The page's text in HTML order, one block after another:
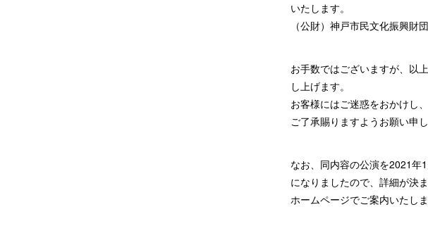
いたします。
（公財）神戸市民文化振興財団
お手数ではございますが、以
し上げます。
お客様にはご迷惑をおかけし
ご了承賜りますようお願い申し
なお、同内容の公演を2021年
になりましたので、詳細が決
ホームページでご案内いたし